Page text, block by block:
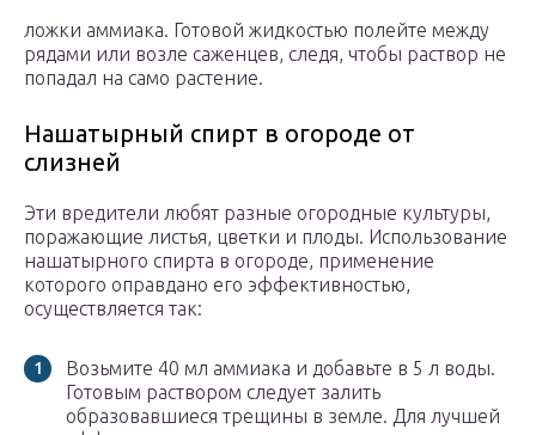
ложки аммиака. Готовой жидкостью полейте между
рядами или возле саженцев, следя, чтобы раствор не
попадал на само растение.
Нашатырный спирт в огороде от
слизней
Эти вредители любят разные огородные культуры,
поражающие листья, цветки и плоды. Использование
нашатырного спирта в огороде, применение
которого оправдано его эффективностью,
осуществляется так:
Возьмите 40 мл аммиака и добавьте в 5 л воды.
Готовым раствором следует залить
образовавшиеся трещины в земле. Для лучшей